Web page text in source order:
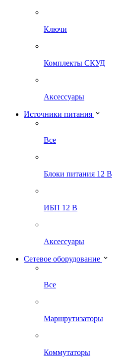
Ключи
Комплекты СКУД
Аксессуары
Источники питания
Все
Блоки питания 12 В
ИБП 12 В
Аксессуары
Сетевое оборудование
Все
Маршрутизаторы
Коммутаторы